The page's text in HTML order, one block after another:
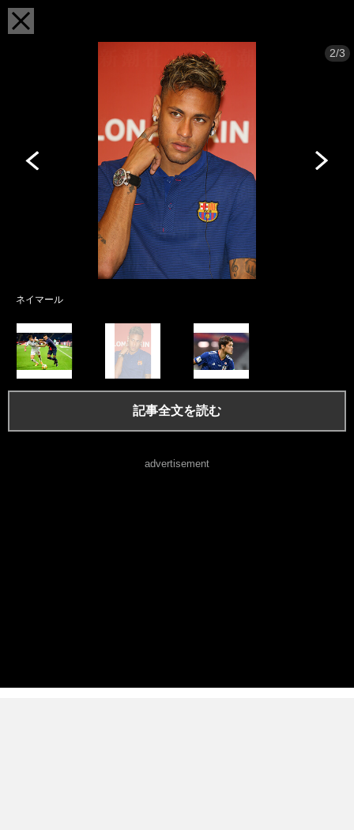
2/3
ネイマール
記事全文を読む
advertisement